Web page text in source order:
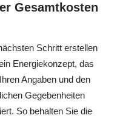
Gesamtkosten
Schritt erstellen
Energiekonzept, das
Angaben und den
Gegebenheiten
So behalten Sie die